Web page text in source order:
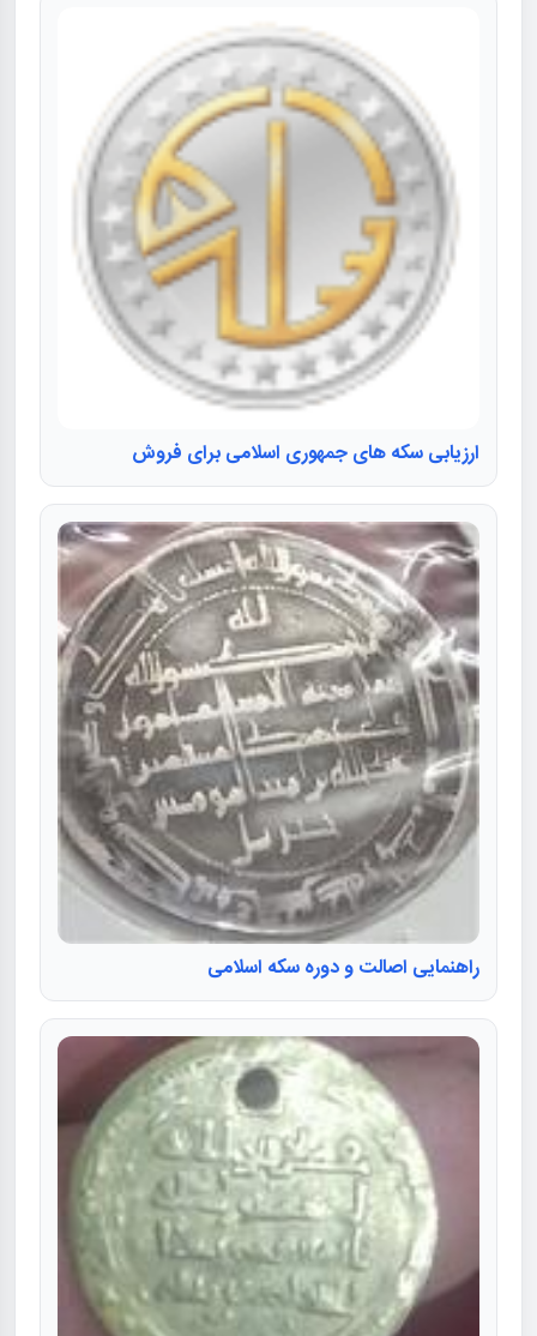
ارزیابی سکه های جمهوری اسلامی برای فروش
راهنمایی اصالت و دوره سکه اسلامی